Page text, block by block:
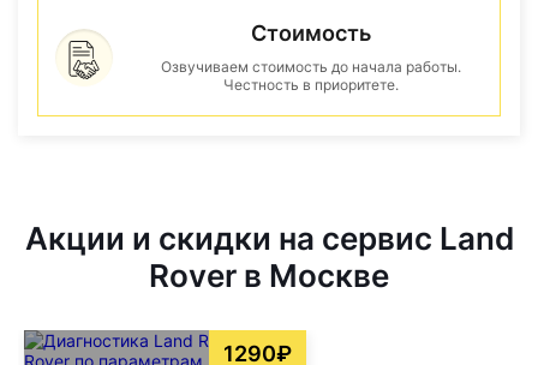
Стоимость
Озвучиваем стоимость до начала работы.
Честность в приоритете.
Акции и скидки на сервис Land
Rover в Москве
1290₽